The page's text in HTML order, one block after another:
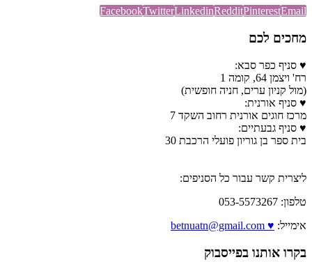
FacebookTwitterLinkedinRedditPinterestEmail
מחכים לכם
♥ סניף כפר סבא:
רח' ויצמן 64, קומה 1
(מול קניון ערים, חניה חופשית)
♥ סניף אורנית:
מרכז חוגים אורנית רחוב השקד 7
♥ סניף גבעתיים:
בית ספר בן גוריון פועלי הרכבת 30
ליצרית קשר עבור כל הסניפים:
טלפון: 053-5573267
אימייל: ♥ betnuatn@gmail.com
בקרו אותנו בפייסבוק